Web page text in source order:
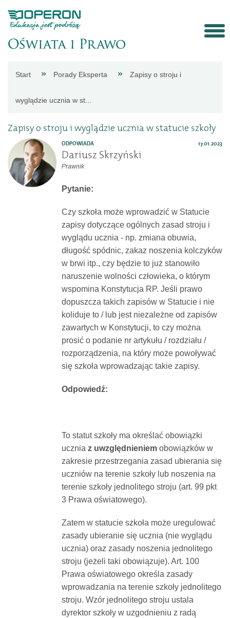
Porady
eksperta
Dokumenty
Start Porady Eksperta Zapisy o stroju i
wyglądzie ucznia w st...
Zapisy o stroju i wyglądzie ucznia w statucie szkoły
ODPOWIADA 17.01.2023
Dariusz Skrzyński
Prawnik
Pytanie:
Czy szkoła może wprowadzić w Statucie
zapisy dotyczące ogólnych zasad stroju i
wyglądu ucznia - np. zmiana obuwia,
długość spódnic, zakaz noszenia kolczyków
w brwi itp., czy będzie to już stanowiło
naruszenie wolności człowieka, o którym
wspomina Konstytucja RP. Jeśli prawo
dopuszcza takich zapisów w Statucie i nie
koliduje to / lub jest niezależne od zapisów
zawartych w Konstytucji, to czy można
prosić o podanie nr artykułu / rozdziału /
rozporządzenia, na który może powoływać
się szkoła wprowadzając takie zapisy.
Odpowiedź:
To statut szkoły ma określać obowiązki
ucznia z uwzględnieniemobowiązków w
zakresie przestrzegania zasad ubierania się
uczniów na terenie szkoły lub noszenia na
terenie szkoły jednolitego stroju (art. 99 pkt
3 Prawa oświatowego).
Zatem w statucie szkoła może uregulować
zasady ubieranie się ucznia (nie wyglądu
ucznia) oraz zasady noszenia jednolitego
stroju (jeżeli taki obowiązuje). Art. 100
Prawa oświatowego określa zasady
wprowadzania na terenie szkoły jednolitego
stroju. Wzór jednolitego stroju ustala
dyrektor szkoły w uzgodnieniu z radą